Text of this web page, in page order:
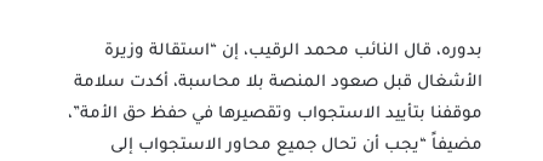
بدوره، قال النائب محمد الرقيب، إن “استقالة وزيرة
الأشغال قبل صعود المنصة بلا محاسبة، أكدت سلامة
موقفنا بتأييد الاستجواب وتقصيرها في حفظ حق الأمة”،
مضيفاً “يجب أن تحال جميع محاور الاستجواب إلى